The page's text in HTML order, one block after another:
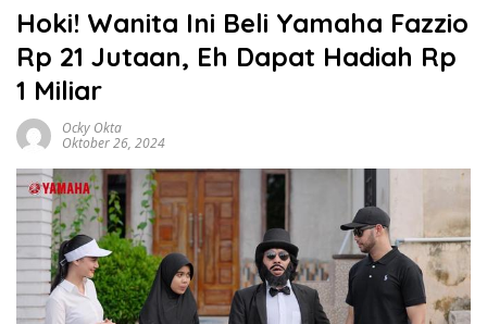
Hoki! Wanita Ini Beli Yamaha Fazzio
Rp 21 Jutaan, Eh Dapat Hadiah Rp
1 Miliar
Ocky Okta
Oktober 26, 2024